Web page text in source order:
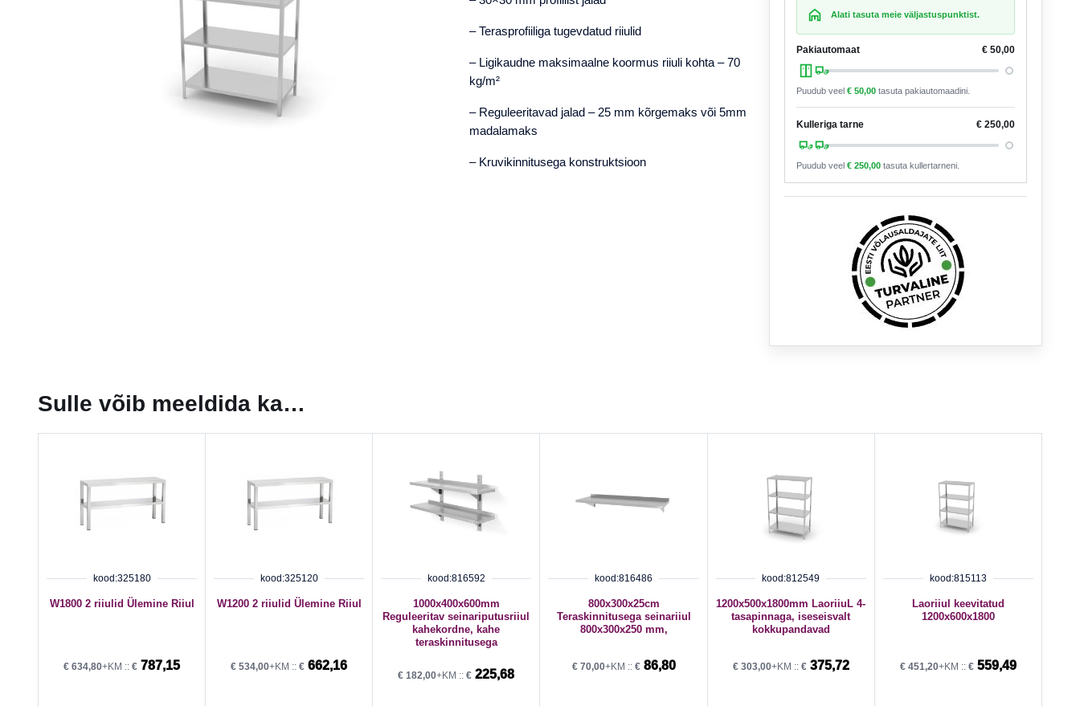
– Terasprofiiliga tugevdatud riiulid
– Ligikaudne maksimaalne koormus riiuli kohta – 70
kg/m²
– Reguleeritavad jalad – 25 mm kõrgemaks või 5mm
madalamaks
– Kruvikinnitusega konstruktsioon
Alati tasuta meie väljastuspunktist.
Pakiautomaat €50,00
Puudub veel €50,00tasuta pakiautomaadini.
Kulleriga tarne €250,00
Puudub veel €250,00tasuta kullertarneni.
Sulle võib meeldida ka…
kood:325180
W1800 2 riiulid Ülemine Riiul
€ 634,80+KM :: € 787,15
kood:325120
W1200 2 riiulid Ülemine Riiul
€ 534,00+KM :: € 662,16
kood:816592
1000x400x600mm
Reguleeritav seinariputusriiul
kahekordne, kahe
teraskinnitusega
€ 182,00+KM :: € 225,68
kood:816486
800x300x25cm
Teraskinnitusega seinariiul
800x300x250 mm,
€70,00+KM :: €86,80
kood:812549
1200x500x1800mm LaoriiuL 4-
tasapinnaga, iseseisvalt
kokkupandavad
€303,00+KM :: €375,72
kood:815113
Laoriiul keevitatud
1200x600x1800
€451,20+KM :: €559,49